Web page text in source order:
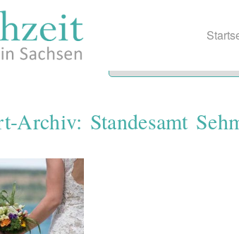
Archiv: Standesamt